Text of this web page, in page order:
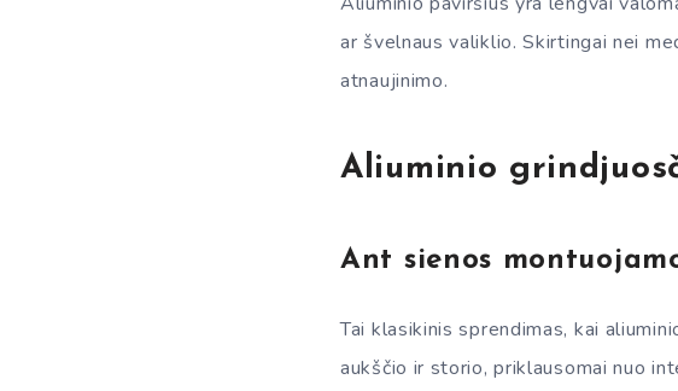
ar švelnaus valiklio. Skirtingai nei
atnaujinimo.
Aliuminio
Ant sienos
Tai klasikinis sprendimas, kai
aukščio ir storio, priklausomai nuo